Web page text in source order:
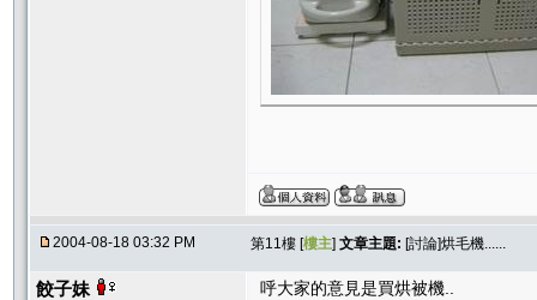
2004-08-18 03:32 PM 第11樓 [樓主] 文章主題: [討論]烘毛機......
餃子妹 呼大家的意見是買烘被機..